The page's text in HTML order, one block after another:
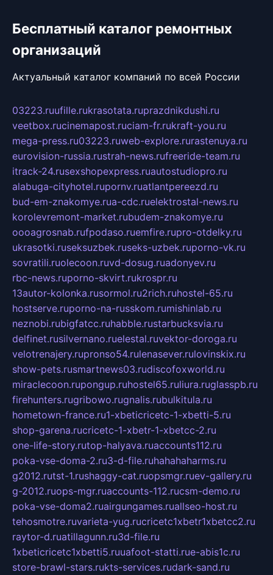
Бесплатный каталог ремонтных
организаций
Актуальный каталог компаний по всей России
03223.ruufille.rukrasotata.ruprazdnikdushi.ru
veetbox.rucinemapost.ruciam-fr.rukraft-you.ru
mega-press.ru03223.ruweb-explore.rurastenuya.ru
eurovision-russia.rustrah-news.rufreeride-team.ru
itrack-24.rusexshopexpress.ruautostudiopro.ru
alabuga-cityhotel.rupornv.ruatlantpereezd.ru
bud-em-znakomye.rua-cdc.ruelektrostal-news.ru
korolevremont-market.rubudem-znakomye.ru
oooagrosnab.rufpodaso.ruemfire.rupro-otdelky.ru
ukrasotki.ruseksuzbek.ruseks-uzbek.ruporno-vk.ru
sovratili.ruolecoon.ruvd-dosug.ruadonyev.ru
rbc-news.ruporno-skvirt.rukrospr.ru
13autor-kolonka.rusormol.ru2rich.ruhostel-65.ru
hostserve.ruporno-na-russkom.rumishinlab.ru
neznobi.rubigfatcc.ruhabble.rustarbucksvia.ru
delfinet.rusilvernano.ruelestal.ruvektor-doroga.ru
velotrenajery.rupronso54.rulenasever.rulovinskix.ru
show-pets.rusmartnews03.rudiscofoxworld.ru
miraclecoon.rupongup.ruhostel65.ruliura.ruglasspb.ru
firehunters.rugribowo.rugnalis.rubulkitula.ru
hometown-france.ru1-xbeticricetc-1-xbetti-5.ru
shop-garena.rucricetc-1-xbetr-1-xbetcc-2.ru
one-life-story.rutop-halyava.ruaccounts112.ru
poka-vse-doma-2.ru3-d-file.ruhahahaharms.ru
g2012.rutst-1.rushaggy-cat.ruopsmgr.ruev-gallery.ru
g-2012.ruops-mgr.ruaccounts-112.rucsm-demo.ru
poka-vse-doma2.ruairgungames.ruallseo-host.ru
tehosmotre.ruvarieta-yug.rucricetc1xbetr1xbetcc2.ru
raytor-d.ruatillagunn.ru3d-file.ru
1xbeticricetc1xbetti5.ruuafoot-statti.rue-abis1c.ru
store-brawl-stars.rukts-services.rudark-sand.ru